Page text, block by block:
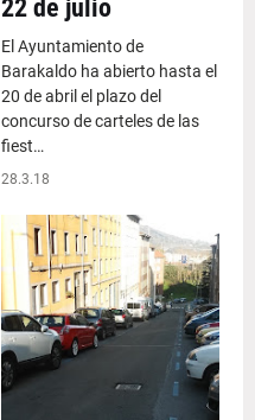
22 de julio
El Ayuntamiento de
Barakaldo ha abierto hasta el
20 de abril el plazo del
concurso de carteles de las
fiest…
28.3.18